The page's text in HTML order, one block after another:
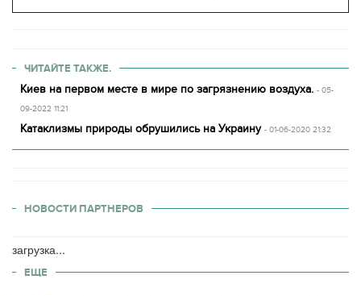
ЧИТАЙТЕ ТАКЖЕ.
Киев на первом месте в мире по загрязнению воздуха. - 05-
09-2022 11:21
Катаклизмы природы обрушились на Украину - 01-06-2020 21:32
НОВОСТИ ПАРТНЕРОВ
загрузка...
ЕЩЕ